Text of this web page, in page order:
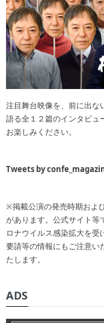
注目舞台映像を、前に出な
語る全１２篇のインタビュ
お楽しみください。
Tweets by
※掲載公演の発売時期およ
があります。公式サイト等
ロナウイルス感染拡大を
要請等の情報にもご注意い
たします。
ADS